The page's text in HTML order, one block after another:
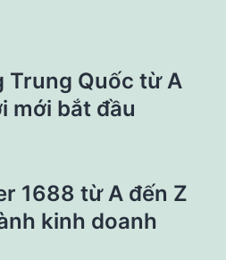
Trung Quốc từ A
mới bắt đầu
1688 từ A đến Z
kinh doanh